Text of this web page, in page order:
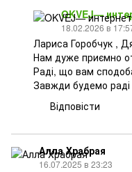
OKVEJ—
18.02.2026 в
Лариса Горобчук ,
Нам дуже приємно
Раді, що вам
Завжди будемо
Відповісти
Алла Храбрая
16.07.2025 в 23:23